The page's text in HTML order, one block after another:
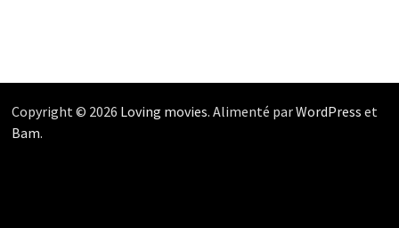
Copyright © 2026 Loving movies. Alimenté parWordPress et
Bam.